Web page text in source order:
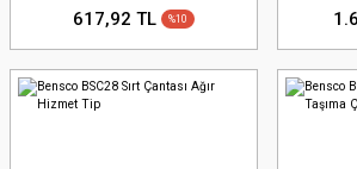
617,92 TL %10